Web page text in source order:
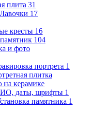
плита 31
17
кресты 16
104
и фото
портрета 1
плитка
на керамике
даты, шрифты 1
памятника 1